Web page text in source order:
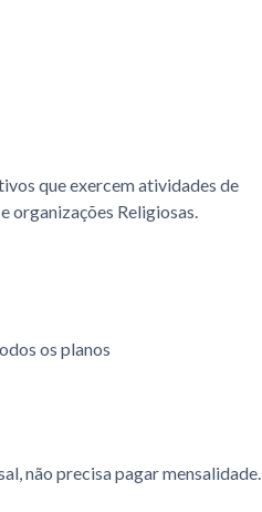
que exercem atividades de
organizações Religiosas.
os planos
não precisa pagar mensalidade.